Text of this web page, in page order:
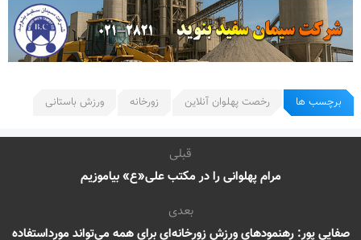
برچسب ها رخصت پهلوان آنلاین زورخانه ورزش باستانی
قبلی
مرام‌ پهلوانی‌ را در مکتب‌ علی«ع» بیاموزیم‌
بعدی
صفایی پور: رهنمودهای ورزش زورخانه‌ای برای همه می‌تواند مورداستفاده